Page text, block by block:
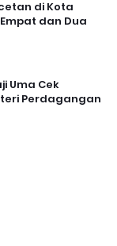
di Kota
dan Dua
Uma Cek
Perdagangan